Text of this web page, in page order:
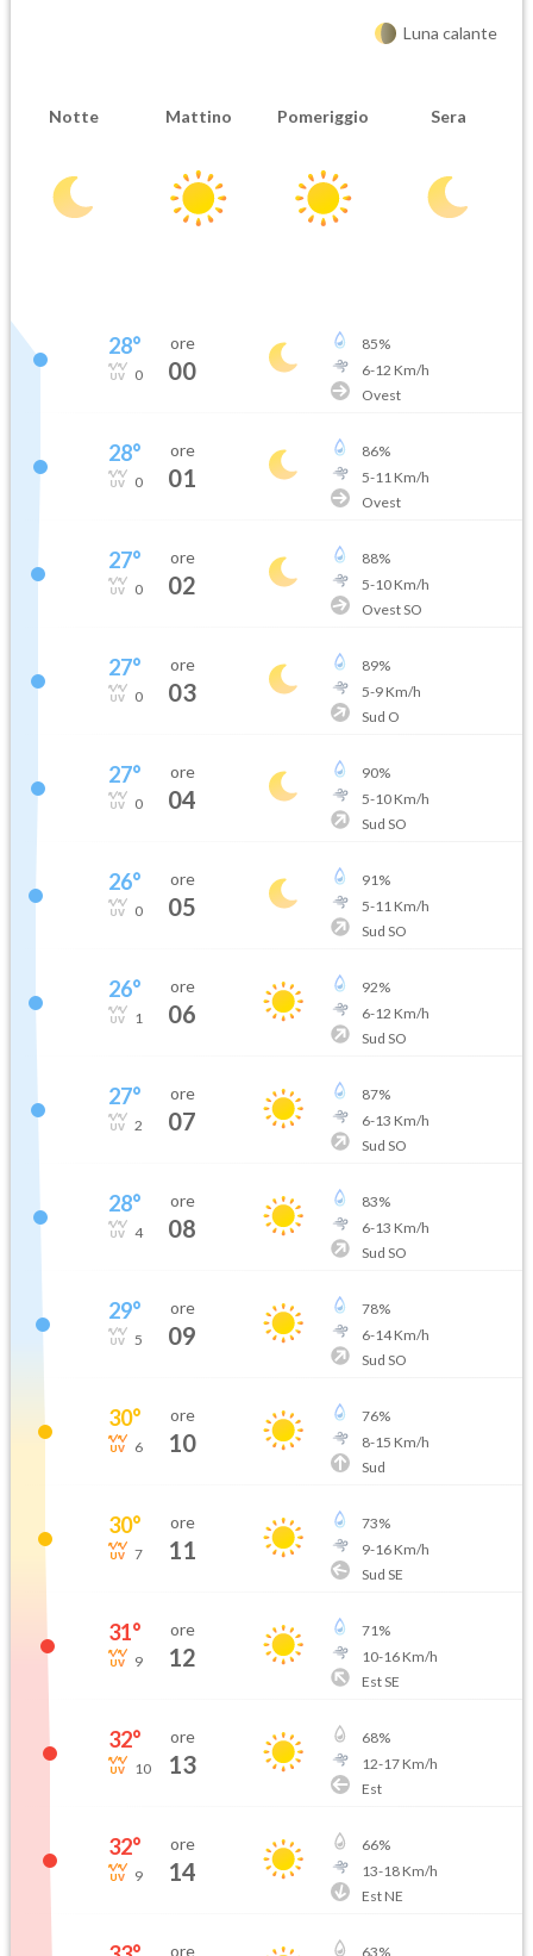
Luna calante
Notte Mattino Pomeriggio Sera
28°
0
ore
00
85%
6-12 Km/h
Ovest
28°
0
ore
01
86%
5-11 Km/h
Ovest
27°
0
ore
02
88%
5-10Km/h
Ovest SO
27°
0
ore
03
89%
5-9Km/h
Sud O
27°
0
ore
04
90%
5-10Km/h
Sud SO
26°
0
ore
05
91%
5-11 Km/h
Sud SO
26°
1
ore
06
92%
6-12 Km/h
Sud SO
27°
2
ore
07
87%
6-13 Km/h
Sud SO
28°
4
ore
08
83%
6-13 Km/h
Sud SO
29°
5
ore
09
78%
6-14Km/h
Sud SO
30°
6
ore
10
76%
8-15 Km/h
Sud
30°
7
ore
11
73%
9-16Km/h
Sud SE
31°
9
ore
12
71%
10-16Km/h
Est SE
32°
10
ore
13
68%
12-17Km/h
Est
32°
9
ore
14
66%
13-18Km/h
Est NE
ore 63%